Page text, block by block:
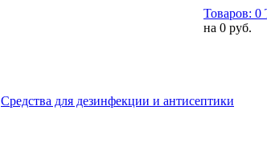
Товаров: 0
на 0 руб.
Средства для дезинфекции и антисептики